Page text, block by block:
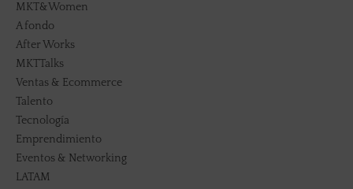
MKT&Women
A fondo
After Works
MKTTalks
Ventas & Ecommerce
Talento
Tecnología
Emprendimiento
Eventos & Networking
LATAM